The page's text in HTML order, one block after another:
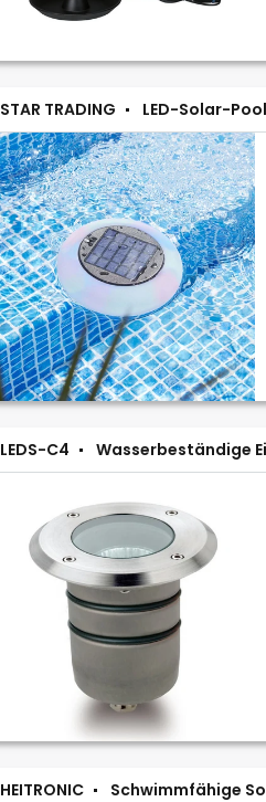
STAR TRADING LED-Solar-
LEDS-C4 Wasserbeständige
HEITRONIC Schwimmfähige